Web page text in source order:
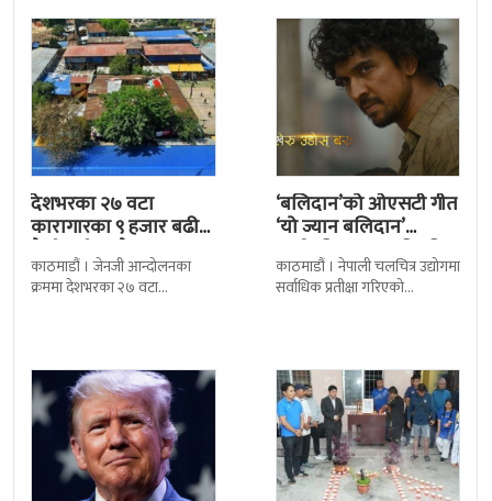
देशभरका २७ वटा
कारागारका ९ हजार बढी
कैदीबन्दी अझै फरार
काठमाडौं । जेनजी आन्दोलनका
क्रममा देशभरका २७ वटा
‘बलिदान’को ओएसटी गीत
‘यो ज्यान बलिदान’
सार्वजनिक, मातृभूमिप्रति
पुत्रको भावनात्मक…
काठमाडौं । नेपाली चलचित्र उद्योगमा
सर्वाधिक प्रतीक्षा गरिएको